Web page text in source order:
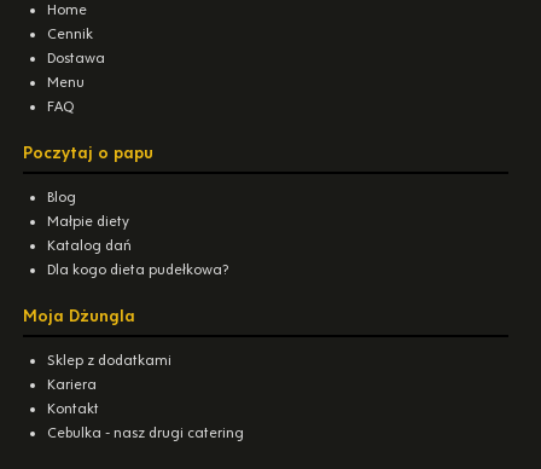
Home
Cennik
Dostawa
Menu
FAQ
Poczytaj o papu
Blog
Małpie diety
Katalog dań
Dla kogo dieta pudełkowa?
Moja Dżungla
Sklep z dodatkami
Kariera
Kontakt
Cebulka - nasz drugi catering